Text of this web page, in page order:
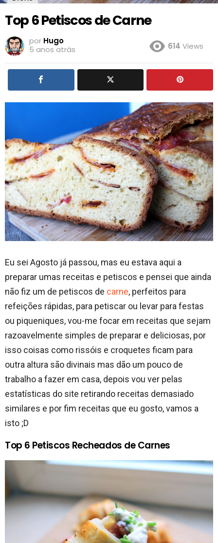
Top 6 Petiscos de Carne
por Hugo
5 anos atrás
614 Views
Eu sei Agosto já passou, mas eu estava aqui a
preparar umas receitas e petiscos e pensei que ainda
não fiz um de petiscos de carne, perfeitos para
refeições rápidas, para petiscar ou levar para festas
ou piqueniques, vou-me focar em receitas que sejam
razoavelmente simples de preparar e deliciosas, por
isso coisas como rissóis e croquetes ficam para
outra altura são divinais mas dão um pouco de
trabalho a fazer em casa, depois vou ver pelas
estatísticas do site retirando receitas demasiado
similares e por fim receitas que eu gosto, vamos a
isto ;D
Top 6 Petiscos Recheados de Carnes